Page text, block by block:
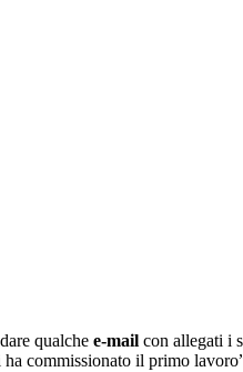
qualche e-mail con allegati i
commissionato il primo